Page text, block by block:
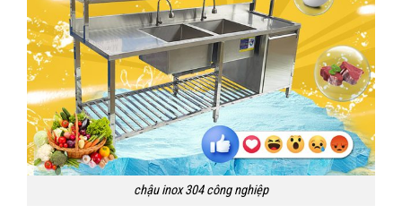
chậu inox 304 công nghiệp